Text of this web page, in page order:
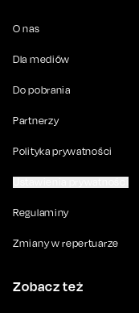
O nas
Dla mediów
Do pobrania
Partnerzy
Polityka prywatności
Regulaminy
Zmiany w repertuarze
Zobacz też